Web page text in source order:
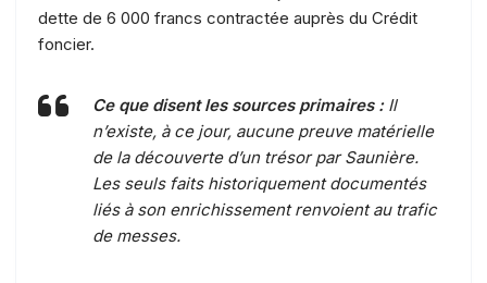
dette de 6 000 francs contractée auprès du Crédit
foncier.
Ce que disent les sources primaires :Il
n’existe, à ce jour, aucune preuve matérielle
de la découverte d’un trésor par Saunière.
Les seuls faits historiquement documentés
liés à son enrichissement renvoient au trafic
de messes.